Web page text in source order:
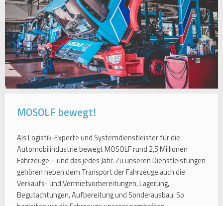
MOSOLF bewegt!
Als Logistik-Experte und Systemdienstleister für die
Automobilindustrie bewegt MOSOLF rund 2,5 Millionen
Fahrzeuge – und das jedes Jahr. Zu unseren Dienstleistungen
gehören neben dem Transport der Fahrzeuge auch die
Verkaufs- und Vermietvorbereitungen, Lagerung,
Begutachtungen, Aufbereitung und Sonderausbau. So